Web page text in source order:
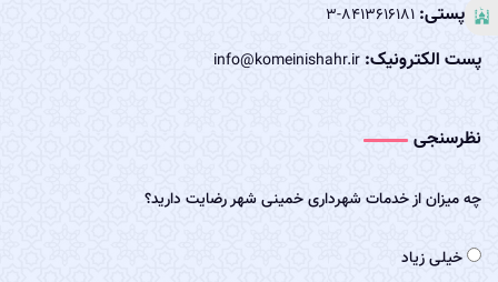
کدپستی: 8413616181-3
پست الکترونیک: info@komeinishahr.ir
نظرسنجی
چه میزان از خدمات شهرداری خمینی شهر رضایت دارید؟
خیلی زیاد